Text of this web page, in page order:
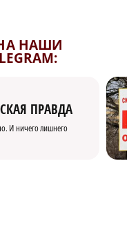
НАШИ
ПРАВДА
И ничего лишнего